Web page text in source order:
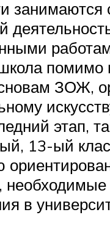
занимаются
помимо
ЗОЖ,
этап,
13-ый
необходимые
в